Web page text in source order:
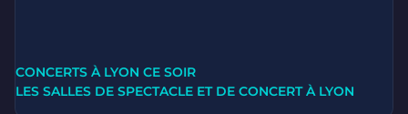
CONCERTS À LYON CE SOIR
LES SALLES DE SPECTACLE ET DE CONCERT À LYON